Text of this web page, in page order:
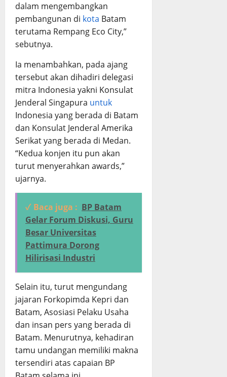
dalam mengembangkan
pembangunan di kota Batam
terutama Rempang Eco City,”
sebutnya.
Ia menambahkan, pada ajang
tersebut akan dihadiri delegasi
mitra Indonesia yakni Konsulat
Jenderal Singapura untuk
Indonesia yang berada di Batam
dan Konsulat Jenderal Amerika
Serikat yang berada di Medan.
“Kedua konjen itu pun akan
turut menyerahkan awards,”
ujarnya.
✓ Baca juga : BP Batam
Gelar Forum Diskusi, Guru
Besar Universitas
Pattimura Dorong
Hilirisasi Industri
Selain itu, turut mengundang
jajaran Forkopimda Kepri dan
Batam, Asosiasi Pelaku Usaha
dan insan pers yang berada di
Batam. Menurutnya, kehadiran
tamu undangan memiliki makna
tersendiri atas capaian BP